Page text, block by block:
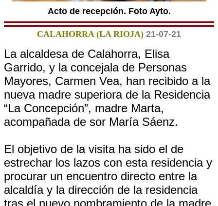
Acto de recepción. Foto Ayto.
CALAHORRA (LA RIOJA) 21-07-21
La alcaldesa de Calahorra, Elisa
Garrido, y la concejala de Personas
Mayores, Carmen Vea, han recibido a la
nueva madre superiora de la Residencia
“La Concepción”, madre Marta,
acompañada de sor María Sáenz.
El objetivo de la visita ha sido el de
estrechar los lazos con esta residencia y
procurar un encuentro directo entre la
alcaldía y la dirección de la residencia
tras el nuevo nombramiento de la madre